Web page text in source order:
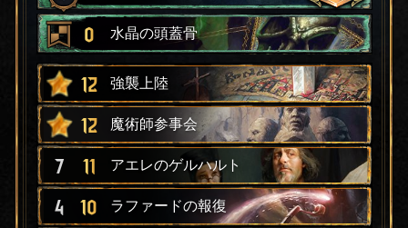
0 水晶の頭蓋骨
12 強襲上陸
12 魔術師参事会
7 11 アエレのゲルハルト
4 10 ラファードの報復